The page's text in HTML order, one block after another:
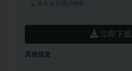
永久会员用户特权：
立即下载
其他信息